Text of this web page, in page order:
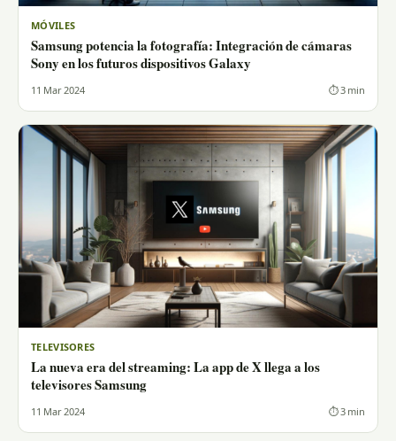
MÓVILES
Samsung potencia la fotografía: Integración de cámaras
Sony en los futuros dispositivos Galaxy
11 Mar 2024 ⏱ 3 min
TELEVISORES
La nueva era del streaming: La app de X llega a los
televisores Samsung
11 Mar 2024 ⏱ 3 min